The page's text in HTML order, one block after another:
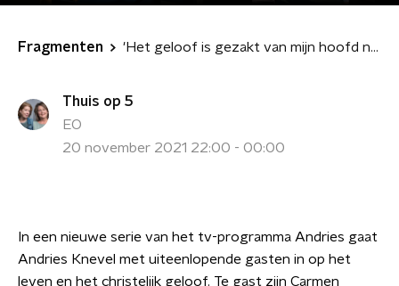
Fragmenten 'Het geloof is gezakt van mijn hoofd naar mijn hart'
Thuis op 5
EO
20 november 2021 22:00 - 00:00
In een nieuwe serie van het tv-programma Andries gaat
Andries Knevel met uiteenlopende gasten in op het
leven en het christelijk geloof. Te gast zijn Carmen